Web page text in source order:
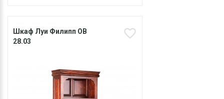
Шкаф Луи Филипп ОВ
28.03